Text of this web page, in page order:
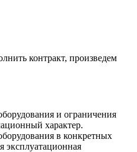
контракт, произведем
и ограничения
характер.
в конкретных
эксплуатационная